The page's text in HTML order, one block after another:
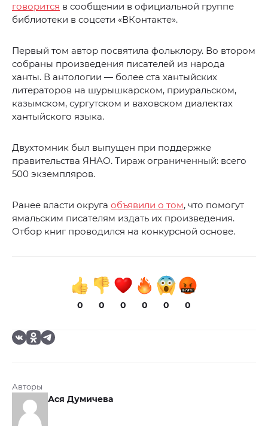
говорится в сообщении в официальной группе
библиотеки в соцсети «ВКонтакте».
Первый том автор посвятила фольклору. Во втором
собраны произведения писателей из народа
ханты. В антологии — более ста хантыйских
литераторов на шурышкарском, приуральском,
казымском, сургутском и ваховском диалектах
хантыйского языка.
Двухтомник был выпущен при поддержке
правительства ЯНАО. Тираж ограниченный: всего
500 экземпляров.
Ранее власти округа объявили о том, что помогут
ямальским писателям издать их произведения.
Отбор книг проводился на конкурсной основе.
0 0 0 0 0 0
Авторы
Ася Думичева